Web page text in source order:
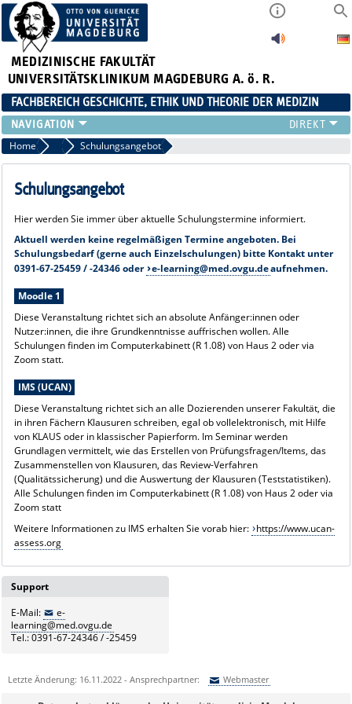
MEDIZINISCHE FAKULTÄT
UNIVERSITÄTSKLINIKUM MAGDEBURG A. ö. R.
FACHBEREICH GESCHICHTE, ETHIK UND THEORIE DER MEDIZIN
UNSER TEAM
LEHRE
FORSCHUNG
VERANSTALTUNGEN
E-LEARNING
KLINISCHES ETHIKKOMITEE (KEK)
Home E-LearningSchulungsangebot
Schulungsangebot
Hier werden Sie immer über aktuelle Schulungstermine informiert.
Aktuell werden keine regelmäßigen Termine angeboten. Bei
Schulungsbedarf (gerne auch Einzelschulungen) bitte Kontakt unter
0391-67-25459 / -24346 oder e-learning@med.ovgu.deaufnehmen.
Moodle 1
Diese Veranstaltung richtet sich an absolute Anfänger:innen oder
Nutzer:innen, die ihre Grundkenntnisse auffrischen wollen. Alle
Schulungen finden im Computerkabinett (R 1.08) von Haus 2 oder via
Zoom statt.
IMS (UCAN)
Diese Veranstaltung richtet sich an alle Dozierenden unserer Fakultät, die
in ihren Fächern Klausuren schreiben, egal ob vollelektronisch, mit Hilfe
von KLAUS oder in klassischer Papierform. Im Seminar werden
Grundlagen vermittelt, wie das Erstellen von Prüfungsfragen/Items, das
Zusammenstellen von Klausuren, das Review-Verfahren
(Qualitätssicherung) und die Auswertung der Klausuren (Teststatistiken).
Alle Schulungen finden im Computerkabinett (R 1.08) von Haus 2 oder via
Zoom statt
Weitere Informationen zu IMS erhalten Sie vorab hier: https://www.ucan-
assess.org
Support
E-Mail:
e-
learning@med.ovgu.de
Tel.: 0391-67-24346 / -25459
Letzte Änderung: 16.11.2022 - Ansprechpartner: Webmaster